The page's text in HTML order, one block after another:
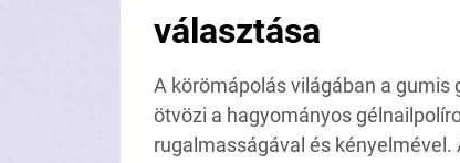
választása
A körömápolás világában a
ötvözi a hagyományos
rugalmasságával és